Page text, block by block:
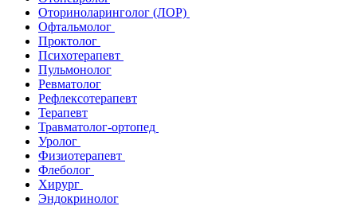
Оториноларинголог (ЛОР)
Офтальмолог
Проктолог
Психотерапевт
Пульмонолог
Ревматолог
Рефлексотерапевт
Терапевт
Травматолог-ортопед
Уролог
Физиотерапевт
Флеболог
Хирург
Эндокринолог